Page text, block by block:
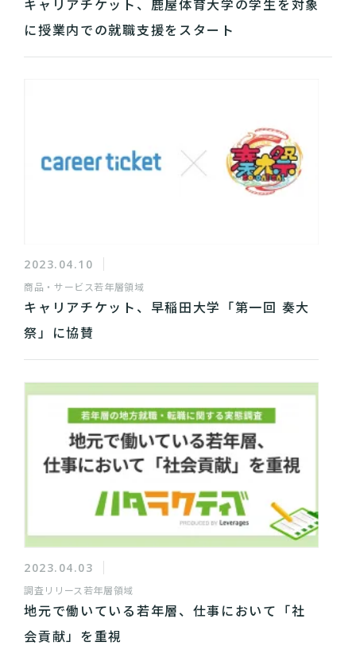
に授業内での就職支援をスタート
2023.04.10
商品・サービス若年層領域
キャリアチケット、早稲田大学「第一回 奏大
祭」に協賛
2023.04.03
調査リリース 若年層領域
地元で働いている若年層、仕事において「社
会貢献」を重視